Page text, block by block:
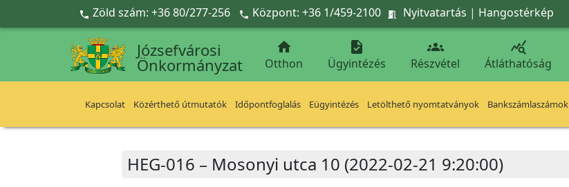
Ugrás a fő tartalomra
 Zöld szám: +36 80/277-256  Központ: +36 1/459-2100  Nyitvatartás | Hangostérkép
Józsefvárosi
Önkormányzat

Otthon

Ügyintézés

Részvétel

Átláthatóság
Kapcsolat Közérthető útmutatók Időpontfoglalás Eügyintézés Letölthető nyomtatványok Bankszámlaszámok
HEG-016 – Mosonyi utca 10 (2022-02-21 9:20:00)